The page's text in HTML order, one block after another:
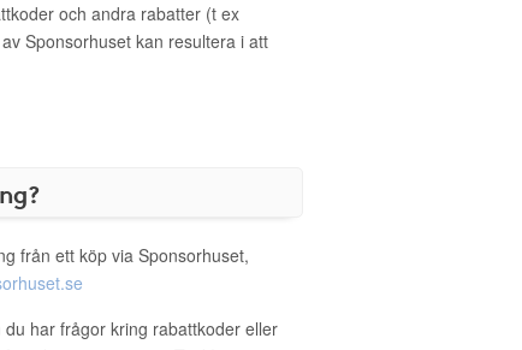
och andra rabatter (t ex
Sponsorhuset kan resultera i att
från ett köp via Sponsorhuset,
har frågor kring rabattkoder eller